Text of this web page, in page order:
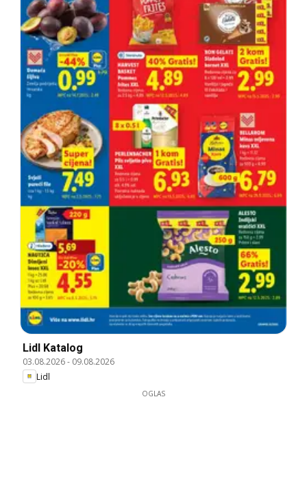
Lidl Katalog
03.08.2026- 09.08.2026
Lidl
OGLAS